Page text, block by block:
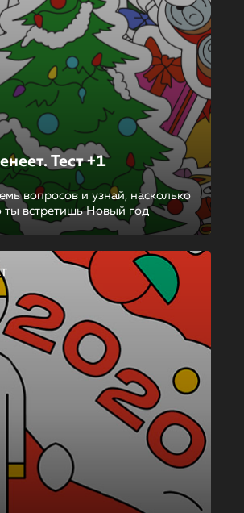
Тест +1
вопросов и узнай, насколько
ты встретишь Новый год